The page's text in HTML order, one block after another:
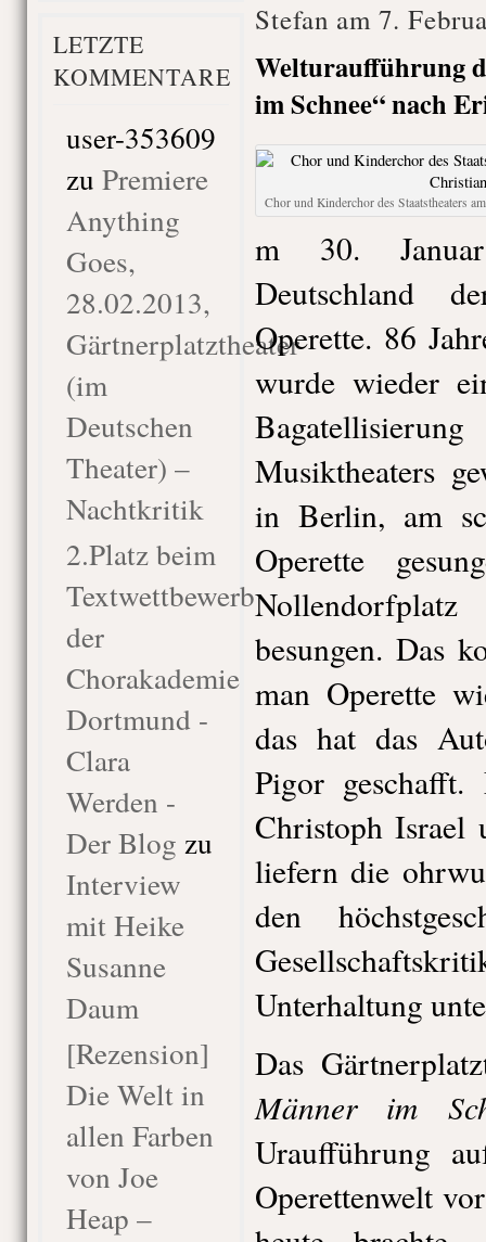
LETZTE
KOMMENTARE
user-353609
zu Premiere
Anything
Goes,
28.02.2013,
Gärtnerplatztheater
(im
Deutschen
Theater) –
Nachtkritik
2.Platz beim
Textwettbewerb
der
Chorakademie
Dortmund -
Clara
Werden -
Der Blog zu
Interview
mit Heike
Susanne
Daum
[Rezension]
Die Welt in
allen Farben
von Joe
Heap –
Stefan am 7.
Welturaufführung
im Schnee“ nach
Chor und Kinderchor des Staatstheaters
m 30.
Deutschland
Operette. 86
wurde wieder
Musiktheaters
in Berlin, am
Operette
besungen. Das
man Operette
das hat das
Pigor
Christoph Israel
liefern die
den
Unterhaltung
Das
Männer im
Uraufführung
Operettenwelt